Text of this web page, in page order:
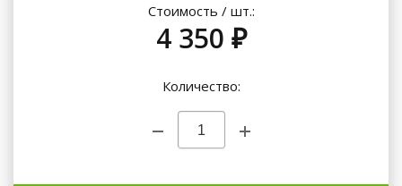
Стоимость / шт.:
4 350 ₽
Количество: